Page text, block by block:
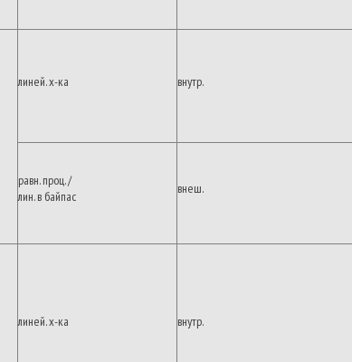
линей. х-ка внутр.
равн. проц. /
лин. в байпас
внеш.
линей. х-ка внутр.